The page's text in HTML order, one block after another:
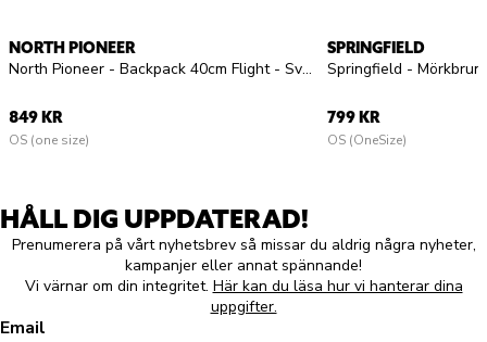
NORTH PIONEER
North Pioneer - Backpack 40cm Flight - Svart ryggsäck i Canvas
849 KR
OS (one size)
SPRINGFIELD
799 KR
OS (OneSize)
HÅLL DIG UPPDATERAD!
Prenumerera på vårt nyhetsbrev så missar du aldrig några nyheter,
kampanjer eller annat spännande!
Vi värnar om din integritet. Här kan du läsa hur vi hanterar dina
uppgifter.
Email